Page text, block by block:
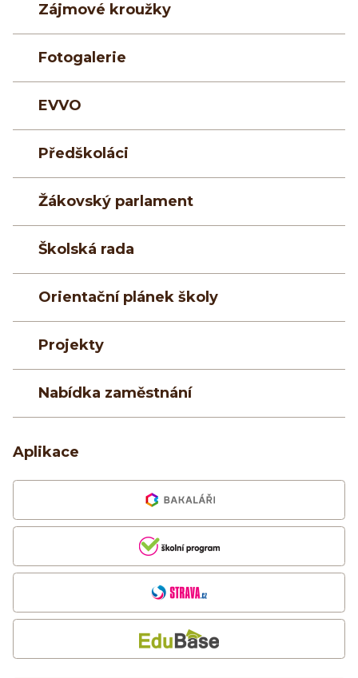
Zájmové kroužky
Fotogalerie
EVVO
Předškoláci
Žákovský parlament
Školská rada
Orientační plánek školy
Projekty
Nabídka zaměstnání
Aplikace